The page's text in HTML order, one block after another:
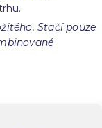
Stačí pouze